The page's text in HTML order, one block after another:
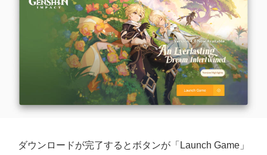
ダウンロードが完了するとボタンが「Launch Game」